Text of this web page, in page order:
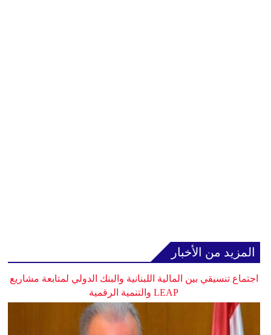
المزيد من الأخبار
اجتماع تنسيقي بين المالية اللبنانية والبنك الدولي لمتابعة مشاريع
LEAP والتنمية الرقمية